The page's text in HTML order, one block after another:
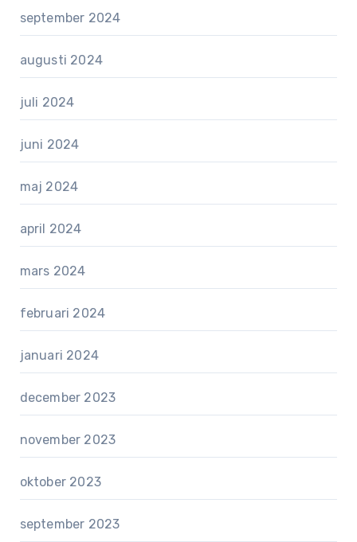
september 2024
augusti 2024
juli 2024
juni 2024
maj 2024
april 2024
mars 2024
februari 2024
januari 2024
december 2023
november 2023
oktober 2023
september 2023